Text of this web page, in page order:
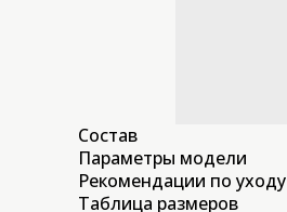
Состав
Параметры модели
Рекомендации по уходу
Таблица размеров